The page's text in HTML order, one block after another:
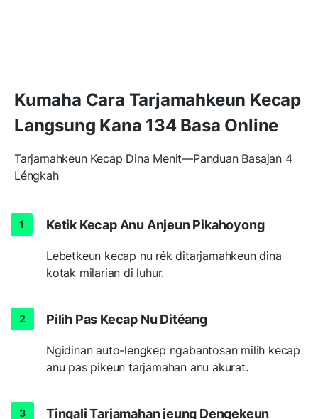
Kumaha Cara Tarjamahkeun Kecap
Langsung Kana 134 Basa Online
Tarjamahkeun Kecap Dina Menit—Panduan Basajan 4
Léngkah
Ketik Kecap Anu Anjeun Pikahoyong
Lebetkeun kecap nu rék ditarjamahkeun dina
kotak milarian di luhur.
Pilih Pas Kecap Nu Ditéang
Ngidinan auto-lengkep ngabantosan milih kecap
anu pas pikeun tarjamahan anu akurat.
Tingali Tarjamahan jeung Dengekeun